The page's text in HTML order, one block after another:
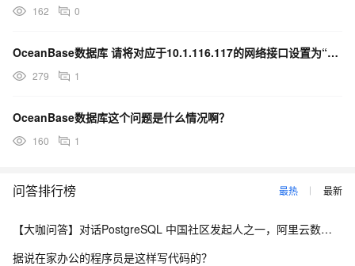
162 0
OceanBase数据库 请将对应于10.1.116.117的网络接口设置为“devname？
279 1
OceanBase数据库这个问题是什么情况啊？
160 1
问答排行榜 最热 最新
【大咖问答】对话PostgreSQL 中国社区发起人之一，阿里云数据库高级专家 德哥
据说在家办公的程序员是这样写代码的？